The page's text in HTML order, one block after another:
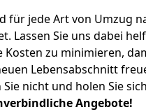
für jede Art von Umzug
Lassen Sie uns dabei
Kosten zu minimieren,
Lebensabschnitt
nicht und holen Sie sich
Angebote!